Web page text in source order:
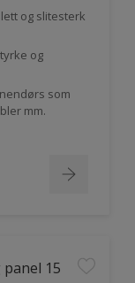
og slitesterk
og
som
mm.
15